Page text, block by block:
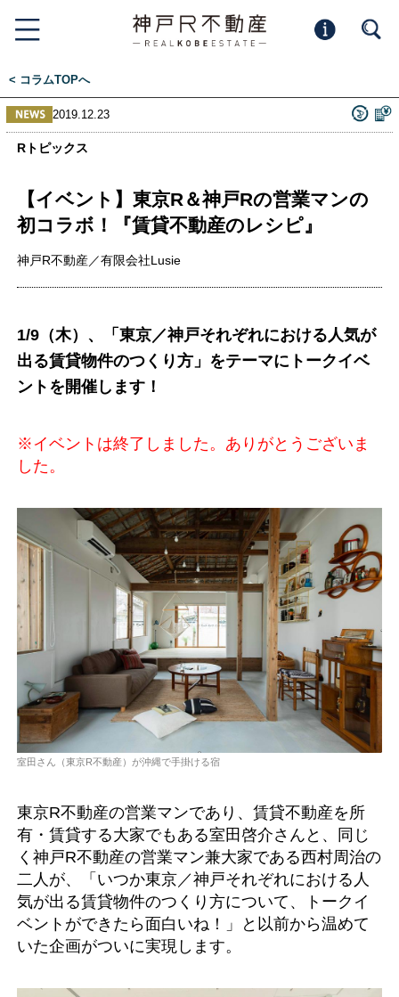
< コラムTOPへ
2019.12.23
Rトピックス
【イベント】東京R＆神戸Rの営業マンの
初コラボ！『賃貸不動産のレシピ』
神戸R不動産／有限会社Lusie
1/9（木）、「東京／神戸それぞれにおける人気が
出る賃貸物件のつくり方」をテーマにトークイベ
ントを開催します！
※イベントは終了しました。ありがとうございま
した。
室田さん（東京R不動産）が沖縄で手掛ける宿
東京R不動産の営業マンであり、賃貸不動産を所
有・賃貸する大家でもある室田啓介さんと、同じ
く神戸R不動産の営業マン兼大家である西村周治の
二人が、「いつか東京／神戸それぞれにおける人
気が出る賃貸物件のつくり方について、トークイ
ベントができたら面白いね！」と以前から温めて
いた企画がついに実現します。